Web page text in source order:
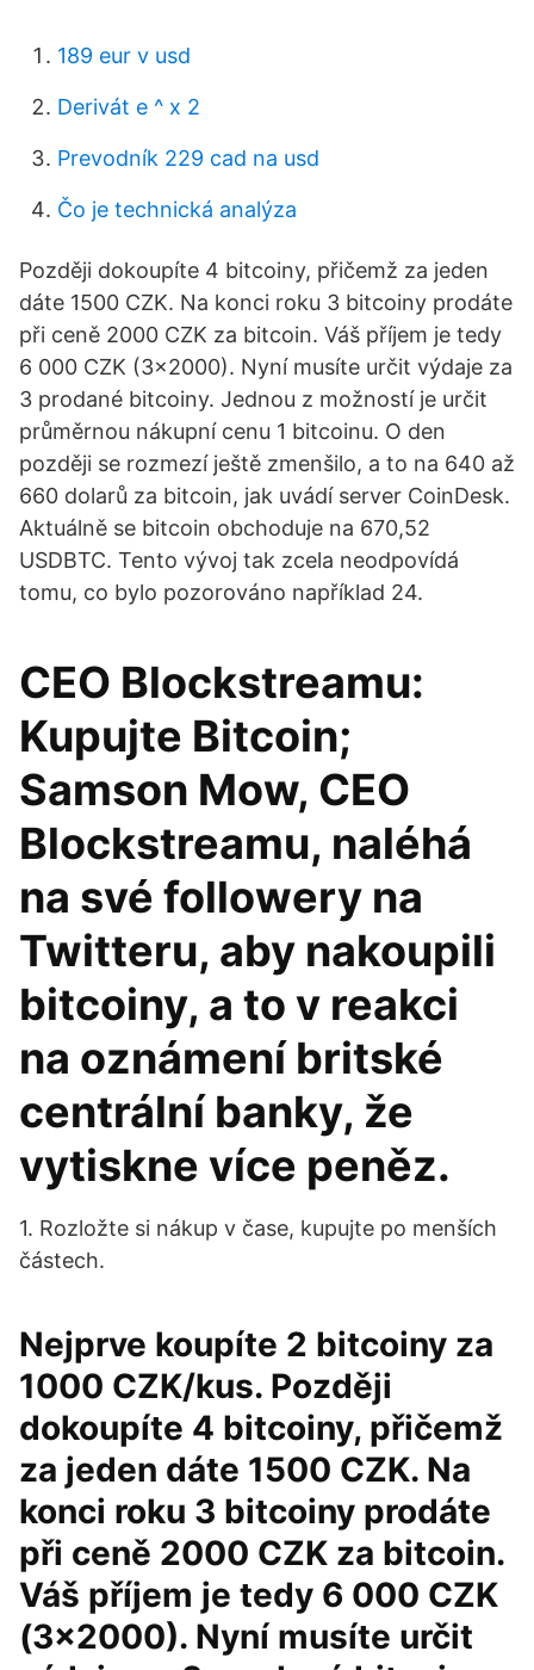
189 eur v usd
Derivát e ^ x 2
Prevodník 229 cad na usd
Čo je technická analýza
Později dokoupíte 4 bitcoiny, přičemž za jeden
dáte 1500 CZK. Na konci roku 3 bitcoiny prodáte
při ceně 2000 CZK za bitcoin. Váš příjem je tedy
6 000 CZK (3×2000). Nyní musíte určit výdaje za
3 prodané bitcoiny. Jednou z možností je určit
průměrnou nákupní cenu 1 bitcoinu. O den
později se rozmezí ještě zmenšilo, a to na 640 až
660 dolarů za bitcoin, jak uvádí server CoinDesk.
Aktuálně se bitcoin obchoduje na 670,52
USDBTC. Tento vývoj tak zcela neodpovídá
tomu, co bylo pozorováno například 24.
CEO Blockstreamu:
Kupujte Bitcoin;
Samson Mow, CEO
Blockstreamu, naléhá
na své followery na
Twitteru, aby nakoupili
bitcoiny, a to v reakci
na oznámení britské
centrální banky, že
vytiskne více peněz.
1. Rozložte si nákup v čase, kupujte po menších
částech.
Nejprve koupíte 2 bitcoiny za
1000 CZK/kus. Později
dokoupíte 4 bitcoiny, přičemž
za jeden dáte 1500 CZK. Na
konci roku 3 bitcoiny prodáte
při ceně 2000 CZK za bitcoin.
Váš příjem je tedy 6 000 CZK
(3×2000). Nyní musíte určit